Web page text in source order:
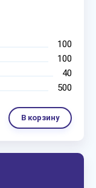
100
100
40
500
В корзину